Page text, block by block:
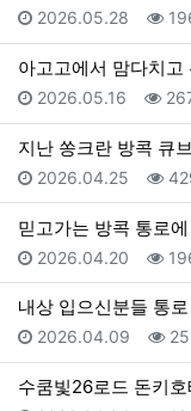
등록일
2026.05.28 조
아고고에서 맘다치
등록일
2026.05.16 조
지난 쏭크란 방콕 큐
등록일
2026.04.25 조
믿고가는 방콕 통로
등록일
2026.04.20 조
내상 입으신분들 통
등록일
2026.04.09 조
수쿰빛26로드 돈키